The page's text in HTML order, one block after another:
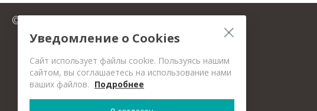
Уведомление о Cookies
Сайт использует файлы cookie. Пользуясь нашим
сайтом, вы соглашаетесь на использование нами
ваших файлов. Подробнее
© 2025 FromMillion.ru